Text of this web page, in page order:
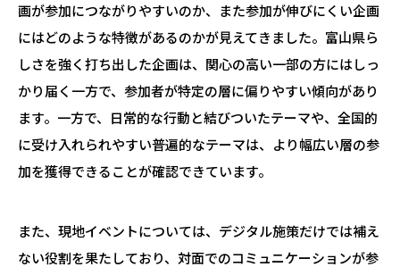
画が参加につながりやすいのか、また参加が伸びにくい企画
にはどのような特徴があるのかが見えてきました。富山県ら
しさを強く打ち出した企画は、関心の高い一部の方にはしっ
かり届く一方で、参加者が特定の層に偏りやすい傾向があり
ます。一方で、日常的な行動と結びついたテーマや、全国的
に受け入れられやすい普遍的なテーマは、より幅広い層の参
加を獲得できることが確認できています。
また、現地イベントについては、デジタル施策だけでは補え
ない役割を果たしており、対面でのコミュニケーションが参